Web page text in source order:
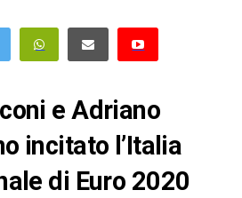
e Adriano
incitato l’Italia
di Euro 2020